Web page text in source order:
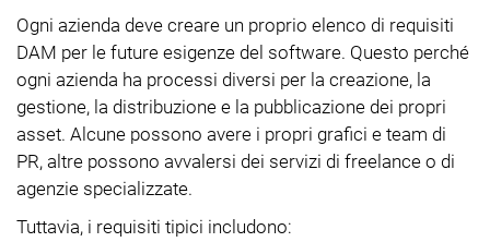
Ogni azienda deve creare un proprio elenco di requisiti
DAM per le future esigenze del software. Questo perché
ogni azienda ha processi diversi per la creazione, la
gestione, la distribuzione e la pubblicazione dei propri
asset. Alcune possono avere i propri grafici e team di
PR, altre possono avvalersi dei servizi di freelance o di
agenzie specializzate.
Tuttavia, i requisiti tipici includono: